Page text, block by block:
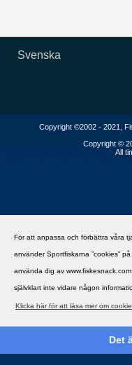
För att anpassa och förbättra våra
använder Sportfiskarna ”cookies”
använda dig av
självklart inte vidare någon
Klicka här för att läsa mer om
Det
Svenska
Copyright ©2002 - 2021,
Copyright ©
All